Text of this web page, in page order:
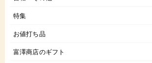
特集
お値打ち品
富澤商店のギフト